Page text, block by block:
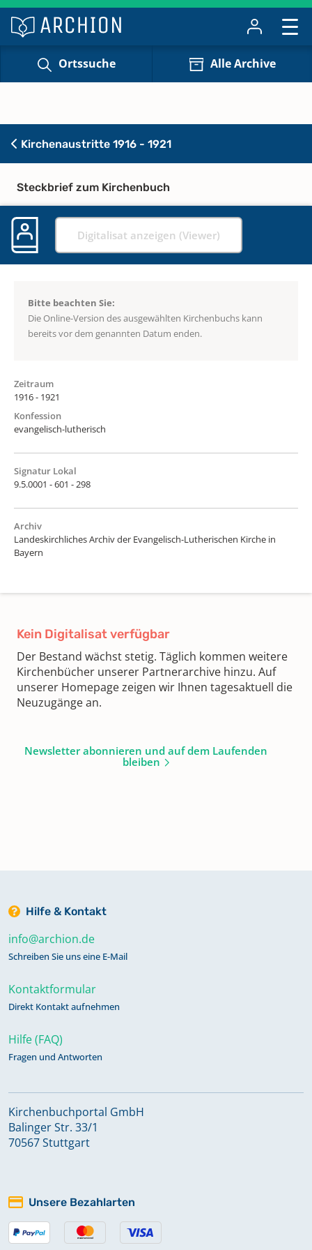
Ortssuche Alle Archive
Kirchenaustritte 1916 - 1921
Steckbrief zum Kirchenbuch
Digitalisat anzeigen (Viewer)
Bitte beachten Sie:
Die Online-Version des ausgewählten Kirchenbuchs kann
bereits vor dem genannten Datum enden.
Zeitraum
1916 - 1921
Konfession
evangelisch-lutherisch
Signatur Lokal
9.5.0001 - 601 - 298
Archiv
Landeskirchliches Archiv der Evangelisch-Lutherischen Kirche in
Bayern
Kein Digitalisat verfügbar
Der Bestand wächst stetig. Täglich kommen weitere
Kirchenbücher unserer Partnerarchive hinzu. Auf
unserer Homepage zeigen wir Ihnen tagesaktuell die
Neuzugänge an.
Newsletter abonnieren und auf dem Laufenden
bleiben
Hilfe & Kontakt
info@archion.de
Schreiben Sie uns eine E-Mail
Kontaktformular
Direkt Kontakt aufnehmen
Hilfe (FAQ)
Fragen und Antworten
Kirchenbuchportal GmbH
Balinger Str. 33/1
70567 Stuttgart
Unsere Bezahlarten